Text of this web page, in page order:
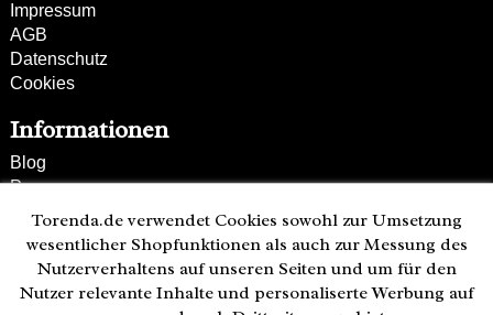
Impressum
AGB
Datenschutz
Cookies
Informationen
Blog
Presse
Partner
Versand und Zahlung
Bestellung wiederrufen
Kunden-Hotline
Torenda.de verwendet Cookies sowohl zur Umsetzung
wesentlicher Shopfunktionen als auch zur Messung des
Nutzerverhaltens auf unseren Seiten und um für den
Nutzer relevante Inhalte und personaliserte Werbung auf